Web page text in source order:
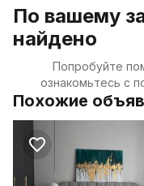
По вашему
найдено
Попробуйте
ознакомьтесь с
Похожие